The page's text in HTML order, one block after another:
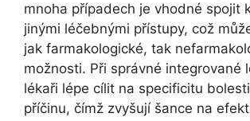
mnoha případech je vhodné spojit
jinými léčebnými přístupy, což
jak farmakologické, tak
možnosti. Při správné integrované
lékaři lépe cílit na specificitu
příčinu, čímž zvyšují šance na